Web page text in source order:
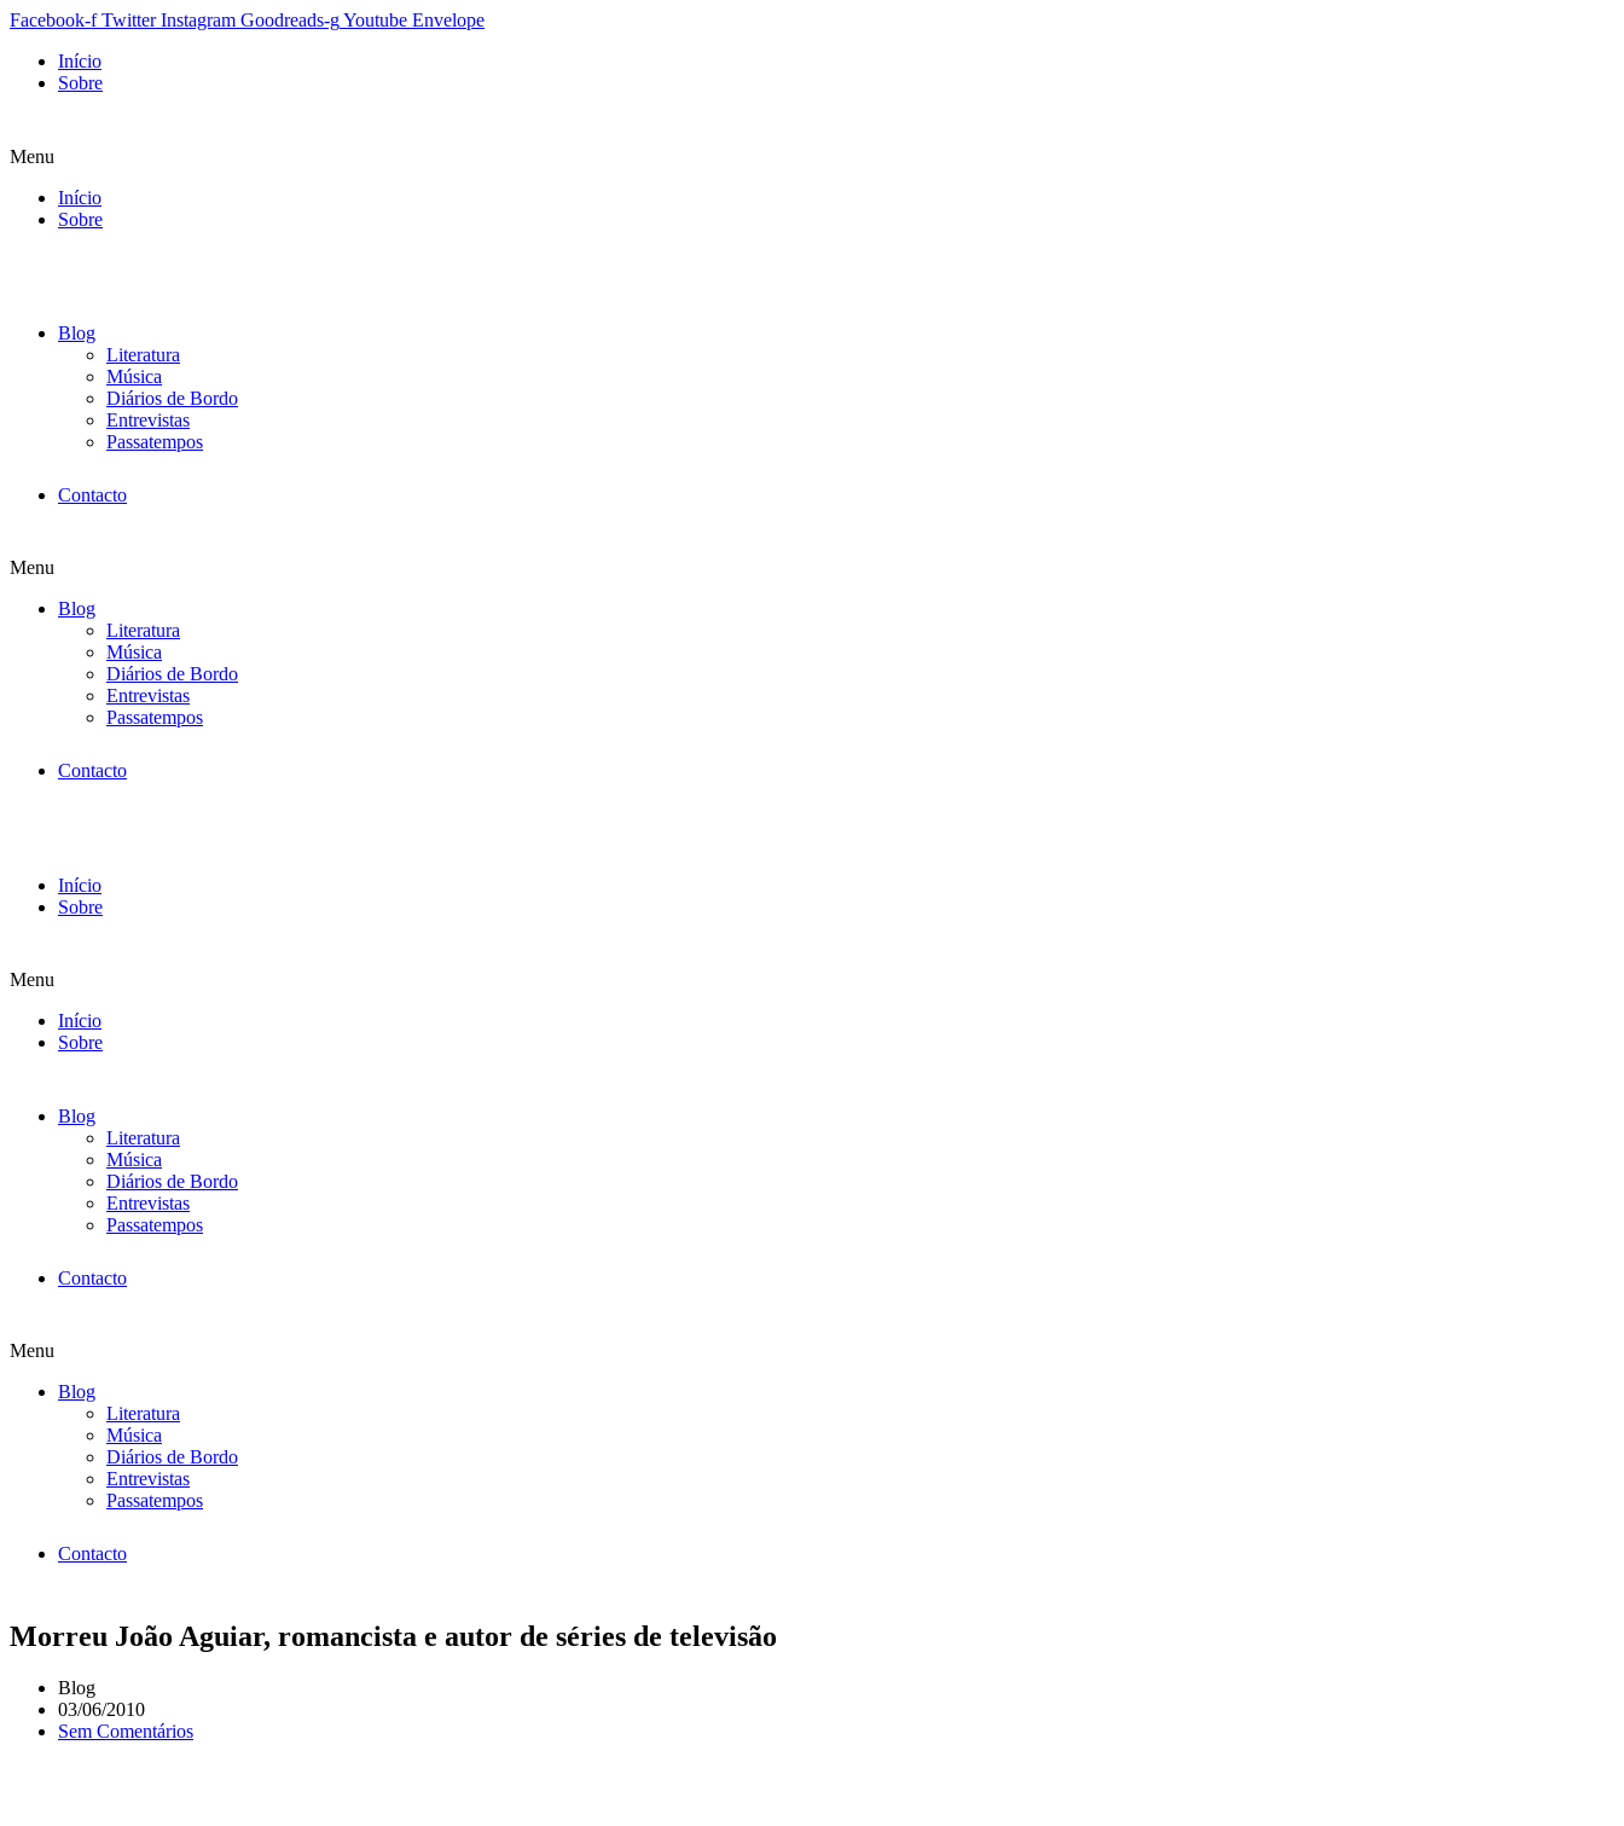
Facebook-f Twitter Instagram Goodreads-gYoutube Envelope
Início
Sobre
Menu
Início
Sobre
Blog
Literatura
Música
Diários de Bordo
Entrevistas
Passatempos
Contacto
Menu
Blog
Literatura
Música
Diários de Bordo
Entrevistas
Passatempos
Contacto
Início
Sobre
Menu
Início
Sobre
Blog
Literatura
Música
Diários de Bordo
Entrevistas
Passatempos
Contacto
Menu
Blog
Literatura
Música
Diários de Bordo
Entrevistas
Passatempos
Contacto
Morreu João Aguiar, romancista e autor de séries de televisão
Blog
03/06/2010
Sem Comentários